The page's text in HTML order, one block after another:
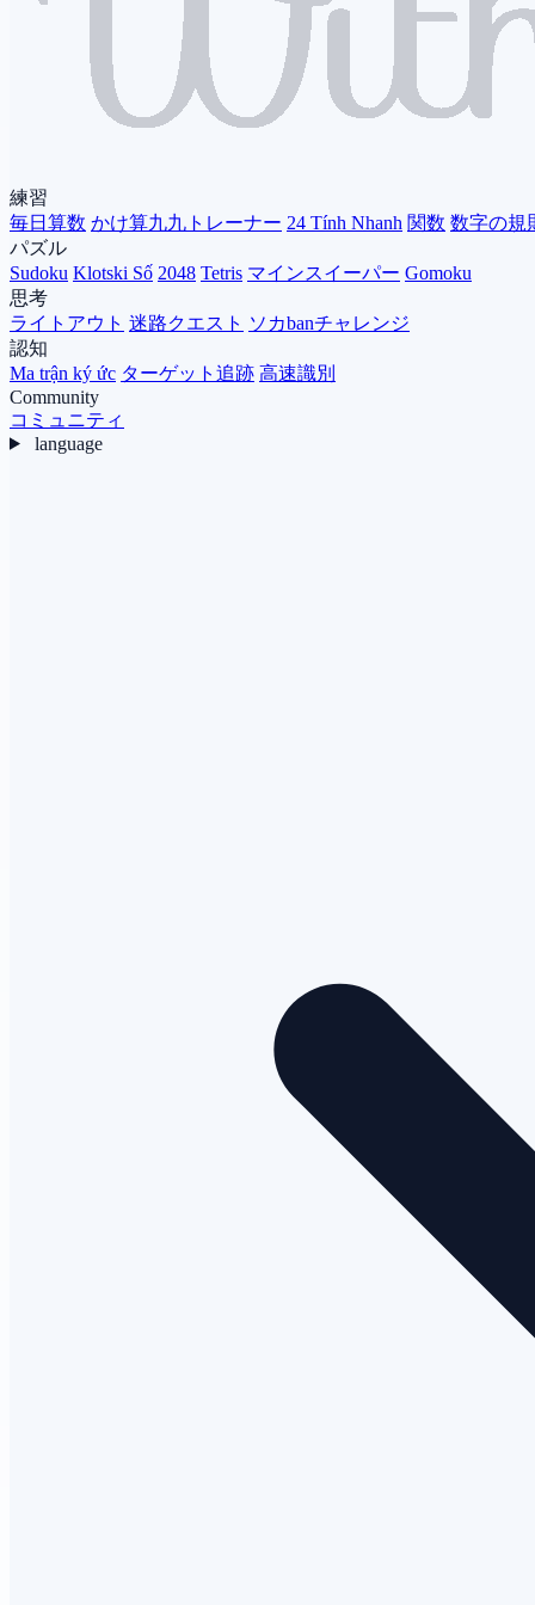
練習
毎日算数 かけ算九九トレーナー 24 Tính Nhanh 関数 数字の規
パズル
Sudoku Klotski Số 2048 Tetris マインスイーパー Gomoku
思考
ライトアウト 迷路クエスト ソカbanチャレンジ
認知
Ma trận ký ức ターゲット追跡 高速識別
Community
コミュニティ
language